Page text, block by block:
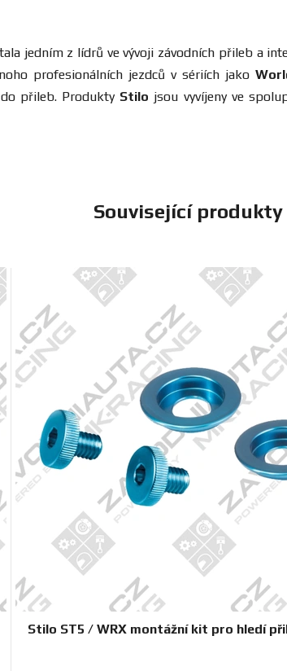
jedním z lídrů ve vývoji závodních přileb a
profesionálních jezdců v sériích jako
přileb. Produkty Stilo jsou vyvíjeny ve
Související produkty
Stilo ST5 / WRX montážní kit pro hledí